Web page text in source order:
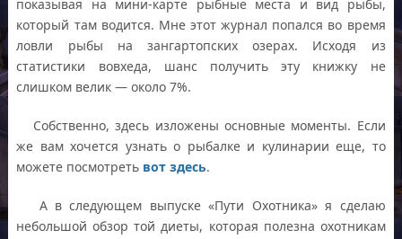
показывая на мини-карте рыбные места и вид рыбы,
который там водится. Мне этот журнал попался во время
ловли рыбы на зангартопских озерах. Исходя из
статистики вовхеда, шанс получить эту книжку не
слишком велик — около 7%.
Собственно, здесь изложены основные моменты. Если
же вам хочется узнать о рыбалке и кулинарии еще, то
можете посмотреть вот здесь.
А в следующем выпуске «Пути Охотника» я сделаю
небольшой обзор той диеты, которая полезна охотникам